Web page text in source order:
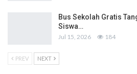
Bus Sekolah Gratis
Siswa…
Jul 15, 2026 184
PREV NEXT